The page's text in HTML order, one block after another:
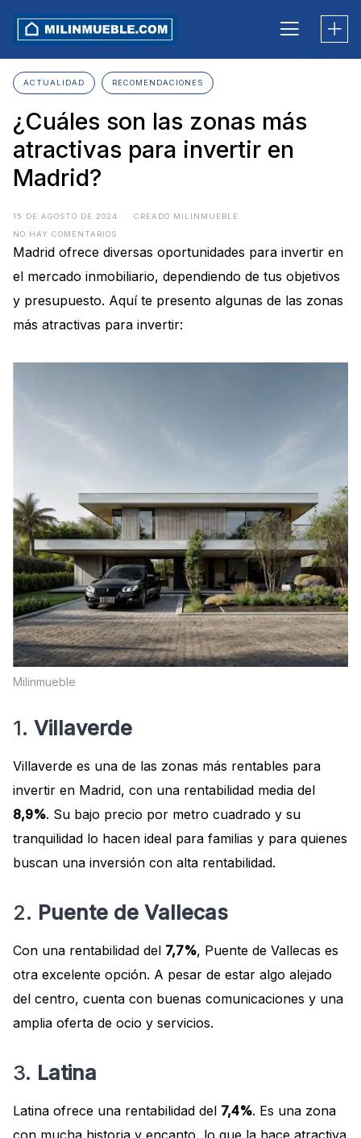
content
ACTUALIDAD RECOMENDACIONES
¿Cuáles son las zonas más
atractivas para invertir en
Madrid?
15 DE AGOSTO DE 2024
CREADO MILINMUEBLE
NO HAY COMENTARIOS
Madrid ofrece diversas oportunidades para invertir en
el mercado inmobiliario, dependiendo de tus objetivos
y presupuesto. Aquí te presento algunas de las zonas
más atractivas para invertir:
Milinmueble
1. Villaverde
Villaverde es una de las zonas más rentables para
invertir en Madrid, con una rentabilidad media del
8,9%. Su bajo precio por metro cuadrado y su
tranquilidad lo hacen ideal para familias y para quienes
buscan una inversión con alta rentabilidad.
2. Puente de Vallecas
Con una rentabilidad del 7,7%, Puente de Vallecas es
otra excelente opción. A pesar de estar algo alejado
del centro, cuenta con buenas comunicaciones y una
amplia oferta de ocio y servicios.
3. Latina
Latina ofrece una rentabilidad del 7,4%. Es una zona